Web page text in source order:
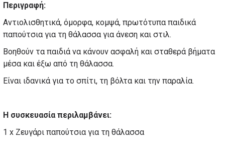
Περιγραφή:
Αντιολισθητικά, όμορφα, κομψά, πρωτότυπα παιδικά
παπούτσια για τη θάλασσα για άνεση και στιλ.
Βοηθούν τα παιδιά να κάνουν ασφαλή και σταθερά βήματα
μέσα και έξω από τη θάλασσα.
Είναι ιδανικά για το σπίτι, τη βόλτα και την παραλία.
Η συσκευασία περιλαμβάνει:
1 x Ζευγάρι παπούτσια για τη θάλασσα